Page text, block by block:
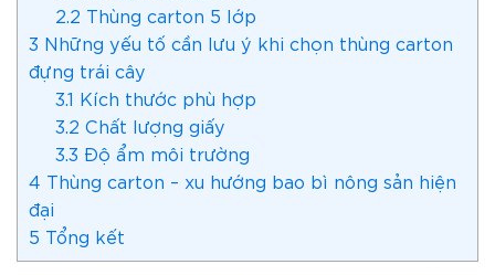
2.2 Thùng carton 5 lớp
3 Những yếu tố cần lưu ý khi chọn thùng carton
đựng trái cây
3.1 Kích thước phù hợp
3.2 Chất lượng giấy
3.3 Độ ẩm môi trường
4 Thùng carton – xu hướng bao bì nông sản hiện
đại
5 Tổng kết